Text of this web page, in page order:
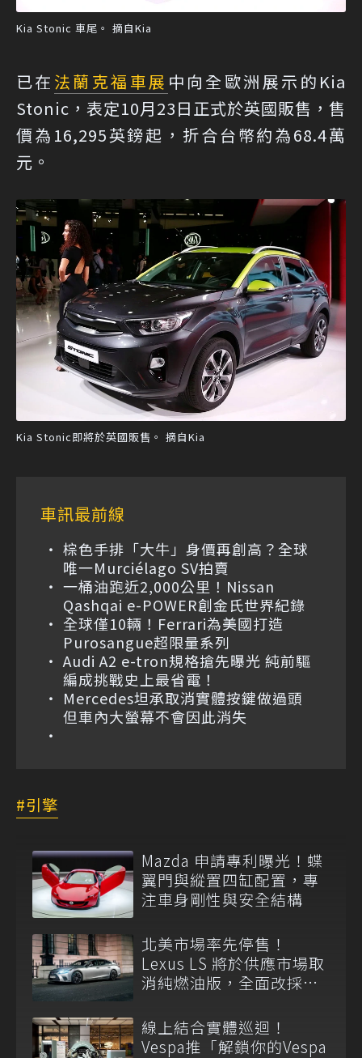
Kia Stonic 車尾。 摘自Kia
已在 法蘭克福車展 中向全歐洲展示的Kia
Stonic，表定10月23日正式於英國販售，售
價為16,295英鎊起，折合台幣約為68.4萬
元。
Kia Stonic即將於英國販售。 摘自Kia
車訊最前線
棕色手排「大牛」身價再創高？全球
唯一Murciélago SV拍賣
一桶油跑近2,000公里！Nissan
Qashqai e-POWER創金氏世界紀錄
全球僅10輛！Ferrari為美國打造
Purosangue超限量系列
Audi A2 e-tron規格搶先曝光 純前驅
編成挑戰史上最省電！
Mercedes坦承取消實體按鍵做過頭
但車內大螢幕不會因此消失
引擎
Mazda 申請專利曝光！蝶
翼門與縱置四缸配置，專
注車身剛性與安全結構
北美市場率先停售！
Lexus LS 將於供應市場取
消純燃油版，全面改採單
線上結合實體巡迴！
Vespa推「解鎖你的Vespa